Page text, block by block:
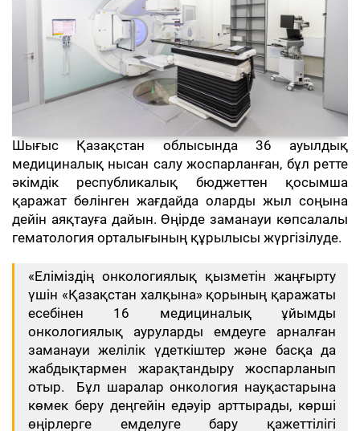
Шығыс Қазақстан облысында 36 ауылдық
медициналық нысан салу жоспарланған, бұл ретте
әкімдік республикалық бюджеттен қосымша
қаражат бөлінген жағдайда оларды жыл соңына
дейін аяқтауға дайын. Өңірде заманауи көпсалалы
гематология орталығының құрылысы жүргізілуде.
«Еліміздің онкологиялық қызметін жаңғырту
үшін «Қазақстан халқына» қорының қаражаты
есебінен 16 медициналық ұйымды
онкологиялық ауруларды емдеуге арналған
заманауи желілік үдеткіштер және басқа да
жабдықтармен жарақтандыру жоспарланып
отыр. Бұл шаралар онкология науқастарына
көмек беру деңгейін едәуір арттырады, көрші
өңірлерге емделуге бару қажеттілігі